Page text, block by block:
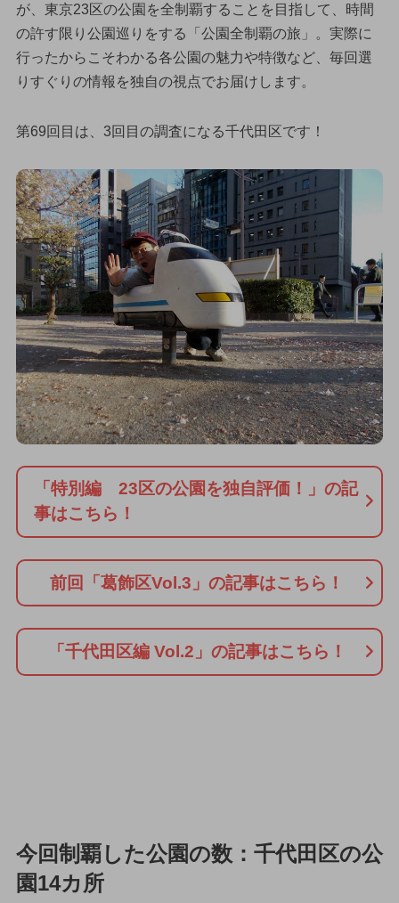
が、東京23区の公園を全制覇することを目指して、時間
の許す限り公園巡りをする「公園全制覇の旅」。実際に
行ったからこそわかる各公園の魅力や特徴など、毎回選
りすぐりの情報を独自の視点でお届けします。
第69回目は、3回目の調査になる千代田区です！
「特別編 23区の公園を独自評価！」の記
事はこちら！
前回「葛飾区Vol.3」の記事はこちら！
「千代田区編 Vol.2」の記事はこちら！
今回制覇した公園の数：千代田区の公
園14カ所